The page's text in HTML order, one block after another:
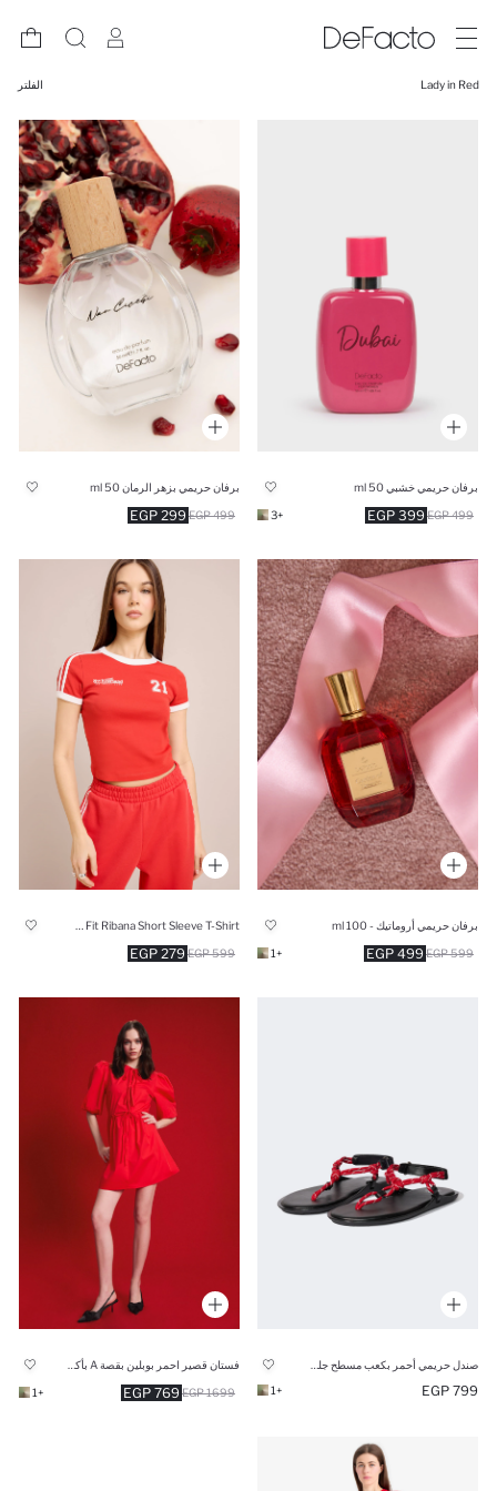
Lady in Red الفلتر
برفان حريمي خشبي 50 ml
399 EGP 499 EGP
+3
برفان حريمي بزهر الرمان 50 ml
299 EGP 499 EGP
برفان حريمي أروماتيك - 100 ml
499 EGP 599 EGP
+1
279 EGP 599 EGP
799 EGP
+1
769 EGP 1699 EGP
+1